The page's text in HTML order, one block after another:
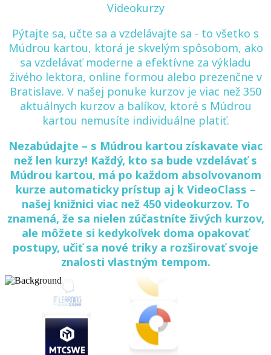
Videokurzy
Pýtajte sa, učte sa a vzdelávajte sa - to všetko s
Múdrou kartou, ktorá je skvelým spôsobom, ako
sa vzdelávať moderne a efektívne za výkladu
živého lektora, online formou alebo prezenčne v
Bratislave. V našej ponuke kurzov je viac než 350
aktuálnych kurzov a balíkov, ktoré s Múdrou
kartou nemusíte individuálne platiť.
Nezabúdajte – s Múdrou kartou získavate viac
než len kurzy! Každý, kto sa bude vzdelávať s
Múdrou kartou, má po každom absolvovanom
kurze automaticky prístup aj k VideoClass –
našej knižnici viac než 450 videokurzov. To
znamená, že sa nielen zúčastníte živých kurzov,
ale môžete si kedykoľvek doma opakovať
postupy, učiť sa nové triky a rozširovať svoje
znalosti vlastným tempom.